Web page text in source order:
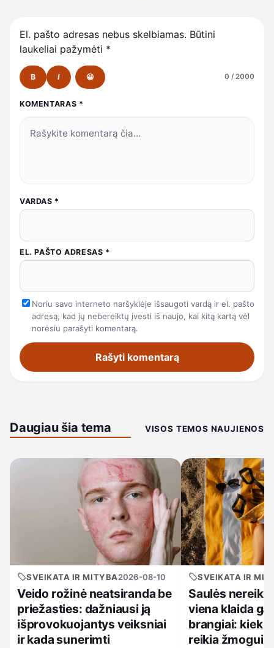
El. pašto adresas nebus skelbiamas. Būtini
laukeliai pažymėti *
B I 😀 0 / 2000
KOMENTARAS *
VARDAS *
EL. PAŠTO ADRESAS *
Noriu savo interneto naršyklėje išsaugoti vardą ir el. pašto
adresą, kad jų nebereiktų įvesti iš naujo, kai kitą kartą vėl
norėsiu parašyti komentarą.
Daugiau šia tema VISOS TEMOS NAUJIENOS
SVEIKATA IR MITYBA2026-08-10
Veido rožinė neatsiranda be
priežasties: dažniausi ją
išprovokuojantys veiksniai
ir kada sunerimti
SVEIKATA IR
Saulės
viena klaida
brangiai: kiek
reikia žmogui?